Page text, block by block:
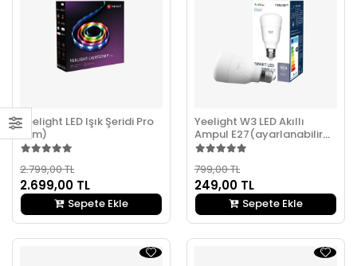
Yeelight LED Işık Şeridi Pro
(2m)
2.799,00 TL
2.699,00 TL
Sepete Ekle
Yeelight W3 LED Akıllı
Ampul E27(ayarlanabilir
sarı)
799,00 TL
249,00 TL
Sepete Ekle